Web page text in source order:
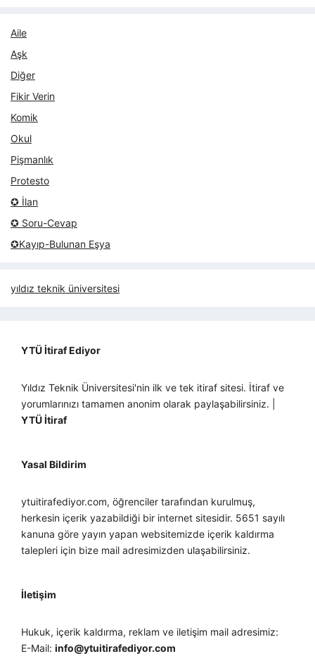
Aile
Aşk
Diğer
Fikir Verin
Komik
Okul
Pişmanlık
Protesto
✪ İlan
✪ Soru-Cevap
✪Kayıp-Bulunan Eşya
yıldız teknik üniversitesi
YTÜ İtiraf Ediyor
Yıldız Teknik Üniversitesi'nin ilk ve tek itiraf sitesi. İtiraf ve
yorumlarınızı tamamen anonim olarak paylaşabilirsiniz. |
YTÜ İtiraf
Yasal Bildirim
ytuitirafediyor.com, öğrenciler tarafından kurulmuş,
herkesin içerik yazabildiği bir internet sitesidir. 5651 sayılı
kanuna göre yayın yapan websitemizde içerik kaldırma
talepleri için bize mail adresimizden ulaşabilirsiniz.
İletişim
Hukuk, içerik kaldırma, reklam ve iletişim mail adresimiz:
E-Mail: info@ytuitirafediyor.com